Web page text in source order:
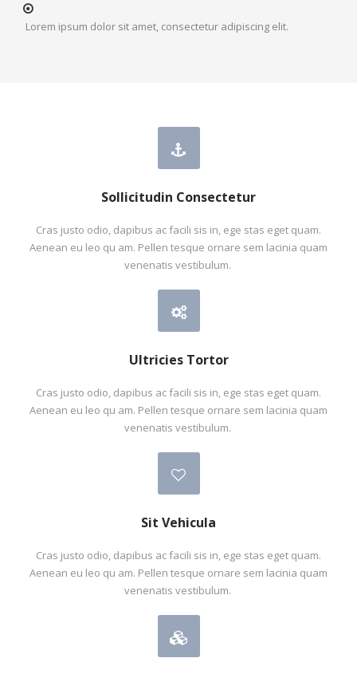
Lorem ipsum dolor sit amet, consectetur adipiscing elit.
Sollicitudin Consectetur
Cras justo odio, dapibus ac facili sis in, ege stas eget quam.
Aenean eu leo qu am. Pellen tesque ornare sem lacinia quam
venenatis vestibulum.
Ultricies Tortor
Cras justo odio, dapibus ac facili sis in, ege stas eget quam.
Aenean eu leo qu am. Pellen tesque ornare sem lacinia quam
venenatis vestibulum.
Sit Vehicula
Cras justo odio, dapibus ac facili sis in, ege stas eget quam.
Aenean eu leo qu am. Pellen tesque ornare sem lacinia quam
venenatis vestibulum.